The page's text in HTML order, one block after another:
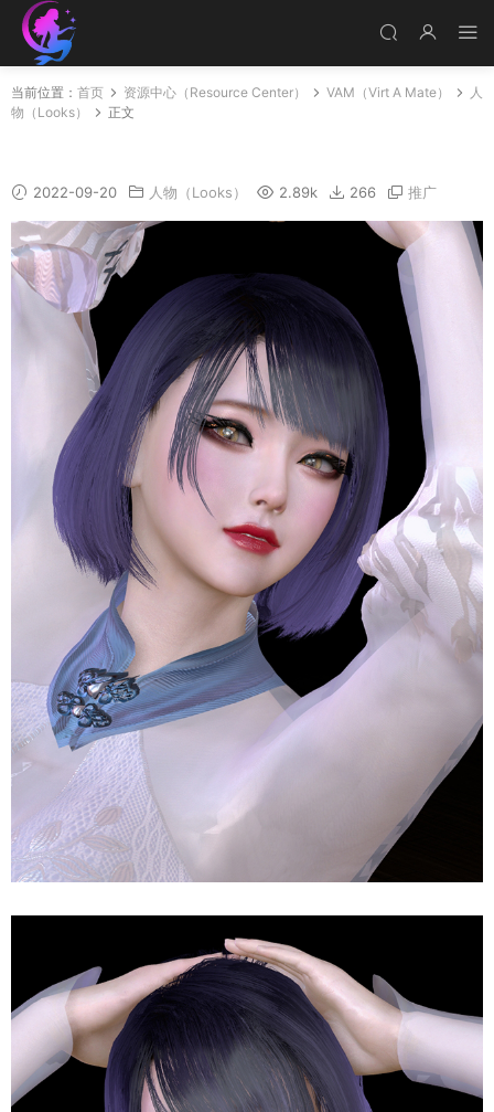
当前位置： 首页 资源中心（Resource Center） VAM（Virt A Mate）
人
物（Looks）
正文
2022-09-20 人物（Looks） 2.89k 266 推广